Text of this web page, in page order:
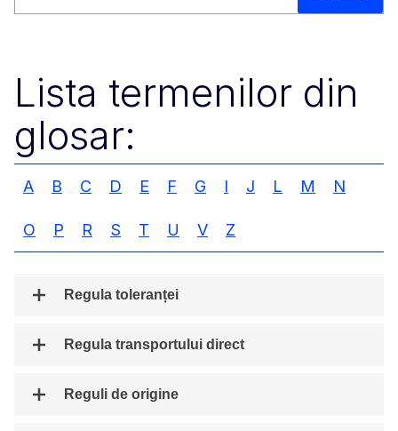
Lista termenilor din
glosar:
A B C D E F G I J L M N
O P R S T U V Z
Regula toleranței
Regula transportului direct
Reguli de origine